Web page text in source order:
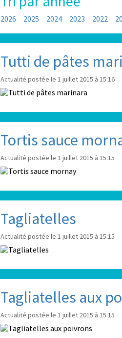
2026 2025 2024 2023 2022
Tutti de pâtes
Actualité postée le 1 juillet 2015 à 15:16
Tortis sauce
Actualité postée le 1 juillet 2015 à 15:15
Tagliatelles
Actualité postée le 1 juillet 2015 à 15:15
Tagliatelles aux
Actualité postée le 1 juillet 2015 à 15:15